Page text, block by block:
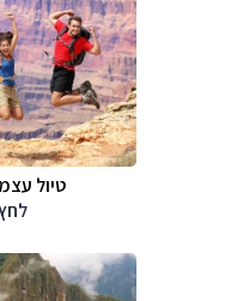
טיול